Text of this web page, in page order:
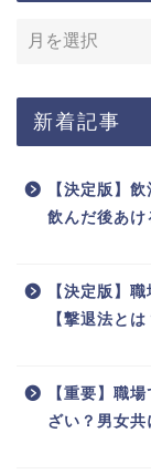
新着記事
【決定版】
飲んだ後あけ
【決定版】
【撃退法と
【重要】職
ざい？男女共